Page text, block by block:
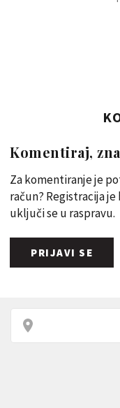
Komentiraj,
Za komentiranje je
račun? Registracija
uključi se u raspravu.
PRIJAVI SE